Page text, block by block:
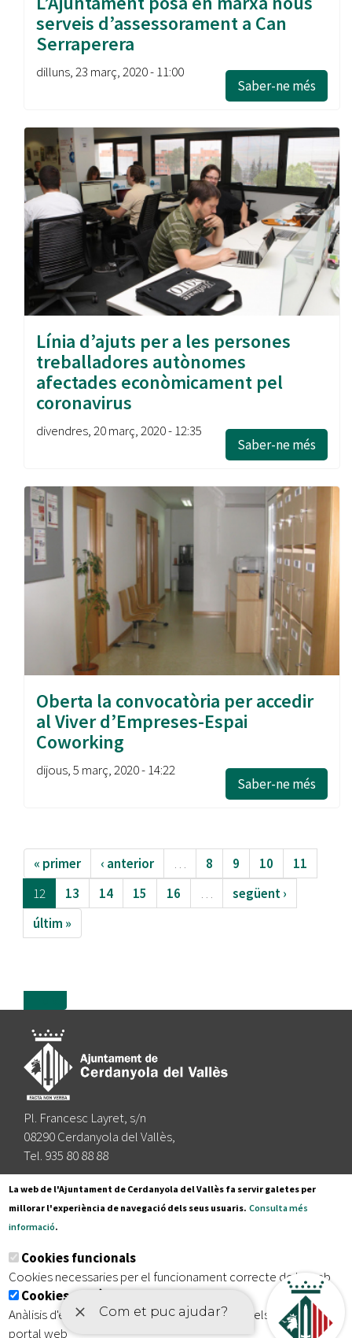
serveis d’assessorament a Can
Serraperera
dilluns, 23 març, 2020 - 11:00
Saber-ne més
Línia d’ajuts per a les persones
treballadores autònomes
afectades econòmicament pel
coronavirus
divendres, 20 març, 2020 - 12:35
Saber-ne més
Oberta la convocatòria per accedir
al Viver d’Empreses-Espai
Coworking
dijous, 5 març, 2020 - 14:22
Saber-ne més
« primer ‹ anterior … 8 9 10
11
12
13 14 15 16 …
següent ›
últim »
Pl. Francesc Layret, s/n
08290 Cerdanyola del Vallès,
Tel. 935 80 88 88
Segueix-nos a:
Subscriu-te al nostre butlletí
Inici | Protecció de dades Mapa del lloc
| Accessibilitat
La web de l'Ajuntament de Cerdanyola del Vallès fa servir galetes per
millorar l'experiència de navegació dels seus usuaris. Consulta més
informació.
Cookies funcionals
Cookies necessaries per el funcionament correcte de la web
Cookies analítiques
Anàlisis d'estadístiques que permeten millorar els serveis del
portal web